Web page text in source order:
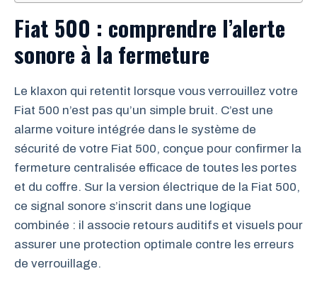
Fiat 500 : comprendre l’alerte
sonore à la fermeture
Le klaxon qui retentit lorsque vous verrouillez votre
Fiat 500 n’est pas qu’un simple bruit. C’est une
alarme voiture intégrée dans le système de
sécurité de votre Fiat 500, conçue pour confirmer la
fermeture centralisée efficace de toutes les portes
et du coffre. Sur la version électrique de la Fiat 500,
ce signal sonore s’inscrit dans une logique
combinée : il associe retours auditifs et visuels pour
assurer une protection optimale contre les erreurs
de verrouillage.